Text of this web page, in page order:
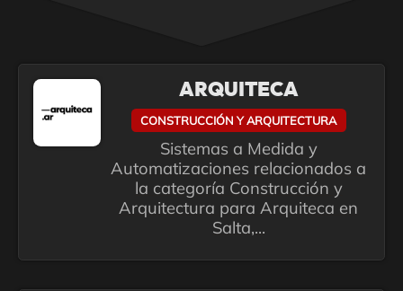
ARQUITECA
CONSTRUCCIÓN Y ARQUITECTURA
Sistemas a Medida y
Automatizaciones relacionados a
la categoría Construcción y
Arquitectura para Arquiteca en
Salta,...